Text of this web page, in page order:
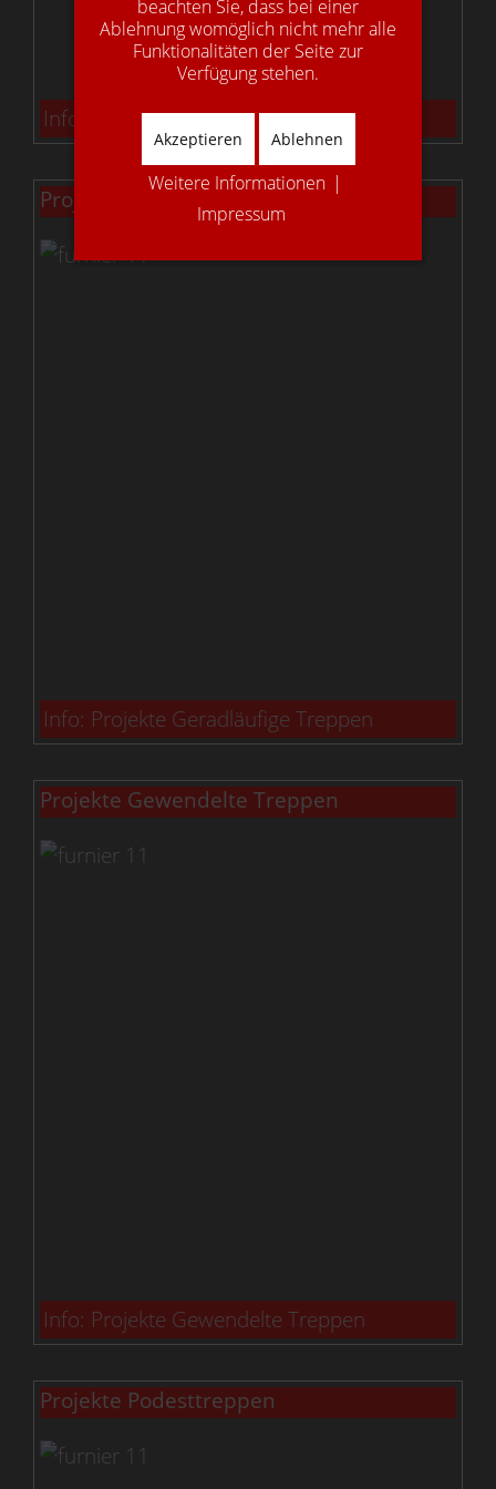
Info: Projekte Faltwerktreppen
Projekte Geradläufige Treppen
Info: Projekte Geradläufige Treppen
Projekte Gewendelte Treppen
Info: Projekte Gewendelte Treppen
Projekte Podesttreppen
beachten Sie, dass bei einer
Ablehnung womöglich nicht mehr alle
Funktionalitäten der Seite zur
Verfügung stehen.
Akzeptieren Ablehnen
Weitere Informationen |
Impressum